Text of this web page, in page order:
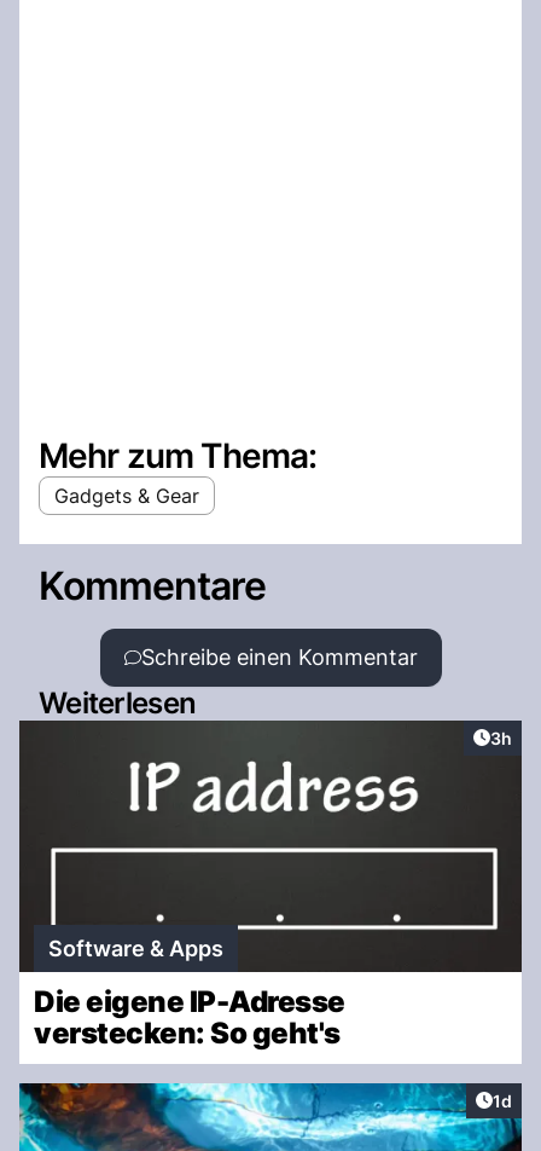
Mehr zum Thema:
Gadgets & Gear
Kommentare
Schreibe einen Kommentar
Weiterlesen
3h
Software & Apps
Die eigene IP-Adresse
verstecken: So geht's
1d